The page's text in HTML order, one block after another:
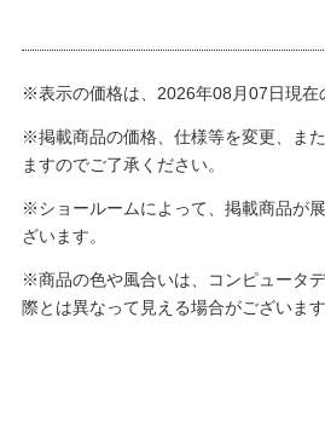
※表示の価格は、2026年08月07日現在
※掲載商品の価格、仕様等を変更、ま
ますのでご了承ください。
※ショールームによって、掲載商品が
ざいます。
※商品の色や風合いは、コンピュータ
際とは異なって見える場合がございます